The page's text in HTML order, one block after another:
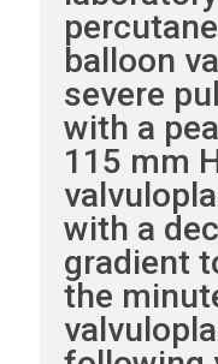
balloon
severe
with a
115 mm
with a
gradient
the